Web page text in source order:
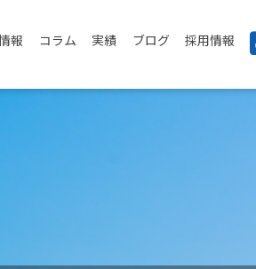
報 コラム 実績 ブログ 採用情報